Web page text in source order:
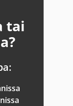
tai